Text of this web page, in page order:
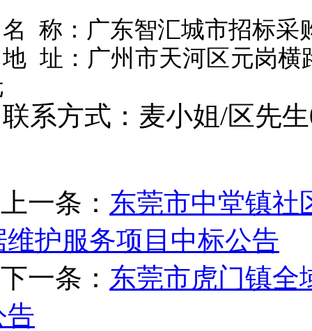
名
称：广东智汇城市招标采
地 址：广州市天河区元岗横
联系方式：麦小姐/区先生
上一条： 东莞市中堂镇社
维护服务项目中标公告
下一条： 东莞市虎门镇全
告